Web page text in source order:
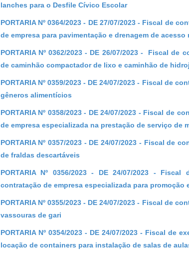
lanches para o Desfile Cívico Escolar
PORTARIA Nº 0364/2023 - DE 27/07/2023 - Fiscal de
de empresa para pavimentação e drenagem de
PORTARIA Nº 0362/2023 - DE 26/07/2023 - Fiscal
de caminhão compactador de lixo e caminhão de
PORTARIA Nº 0359/2023 - DE 24/07/2023 - Fiscal de
gêneros alimentícios
PORTARIA Nº 0358/2023 - DE 24/07/2023 - Fiscal de
de empresa especializada na prestação de serviço
PORTARIA Nº 0357/2023 - DE 24/07/2023 - Fiscal de
de fraldas descartáveis
PORTARIA Nº 0356/2023 - DE 24/07/2023 -
contratação de empresa especializada para promoção
PORTARIA Nº 0355/2023 - DE 24/07/2023 - Fiscal de
vassouras de gari
PORTARIA Nº 0354/2023 - DE 24/07/2023 - Fiscal de
locação de containers para instalação de salas de